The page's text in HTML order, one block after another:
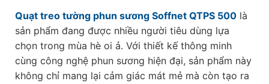
Quạt treo tường phun sương Soffnet QTPS 500 là
sản phẩm đang được nhiều người tiêu dùng lựa
chọn trong mùa hè oi ả. Với thiết kế thông minh
cùng công nghệ phun sương hiện đại, sản phẩm này
không chỉ mang lại cảm giác mát mẻ mà còn tạo ra